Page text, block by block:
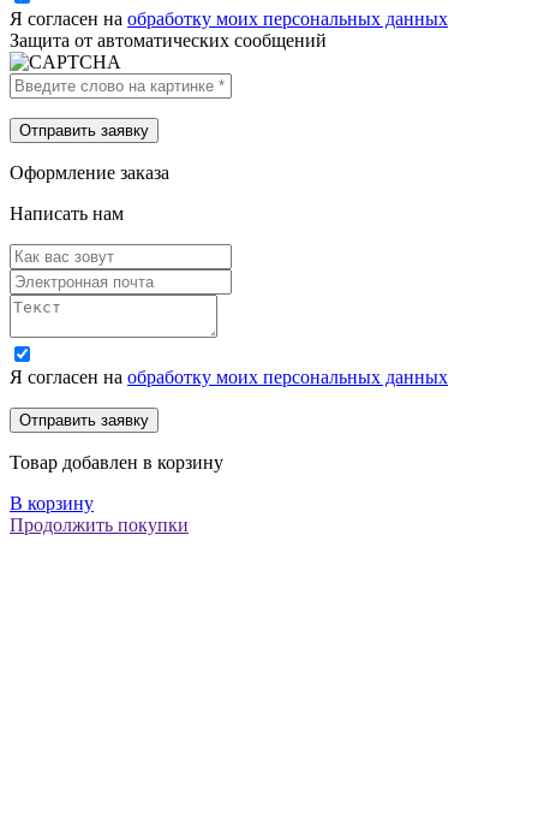
Я согласен на обработку моих персональных данных
Защита от автоматических сообщений
Оформление заказа
Написать нам
Я согласен на обработку моих персональных данных
Товар добавлен в корзину
В корзину
Продолжить покупки